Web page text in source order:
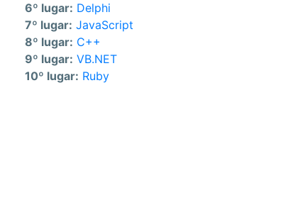
6º lugar: Delphi
7º lugar: JavaScript
8º lugar: C++
9º lugar: VB.NET
10º lugar: Ruby